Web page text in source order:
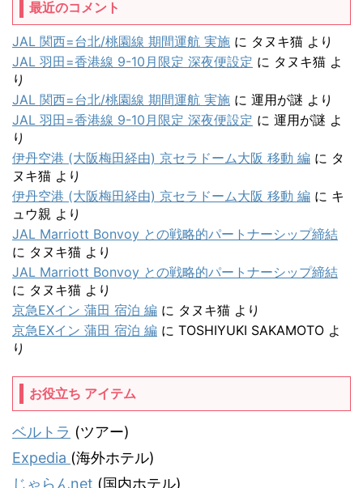
最近のコメント
JAL 関西=台北/桃園線 期間運航 実施 に タヌキ猫 より
JAL 羽田=香港線 9-10月限定 深夜便設定 に タヌキ猫 よ
り
JAL 関西=台北/桃園線 期間運航 実施 に 運用が謎 より
JAL 羽田=香港線 9-10月限定 深夜便設定 に 運用が謎 よ
り
伊丹空港 (大阪梅田経由) 京セラドーム大阪 移動 編 に タ
ヌキ猫 より
伊丹空港 (大阪梅田経由) 京セラドーム大阪 移動 編 に キ
ュウ親 より
JAL Marriott Bonvoy との戦略的パートナーシップ締結
に タヌキ猫 より
JAL Marriott Bonvoy との戦略的パートナーシップ締結
に タヌキ猫 より
京急EXイン 蒲田 宿泊 編 に タヌキ猫 より
京急EXイン 蒲田 宿泊 編 に TOSHIYUKI SAKAMOTO よ
り
お役立ち アイテム
ベルトラ (ツアー)
Expedia (海外ホテル)
じゃらんnet (国内ホテル)